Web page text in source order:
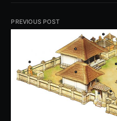
PREVIOUS POST